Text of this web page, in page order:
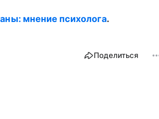
мнение психолога.
Поделиться